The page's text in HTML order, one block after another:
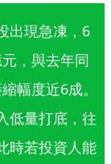
出現急凍，6
，與去年同
幅度近6成。
低量打底，往
時若投資人能